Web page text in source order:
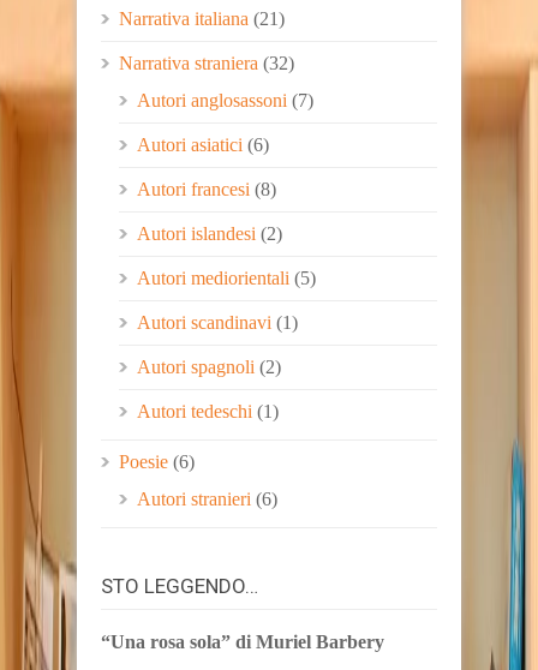
Narrativa italiana (21)
Narrativa straniera (32)
Autori anglosassoni (7)
Autori asiatici (6)
Autori francesi (8)
Autori islandesi (2)
Autori mediorientali (5)
Autori scandinavi (1)
Autori spagnoli (2)
Autori tedeschi (1)
Poesie (6)
Autori stranieri (6)
STO LEGGENDO…
“Una rosa sola” di Muriel Barbery